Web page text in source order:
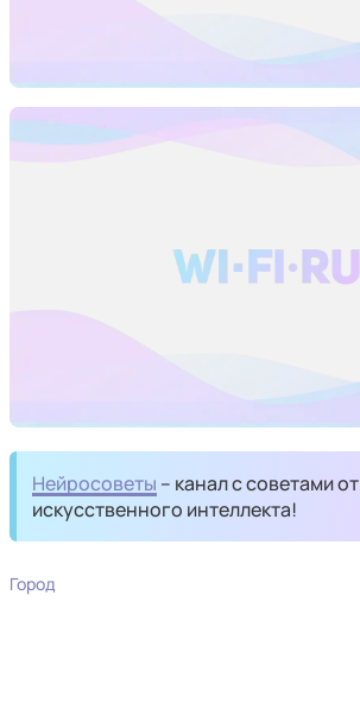
Нейросоветы – канал с советами от
искусственного интеллекта!
Город